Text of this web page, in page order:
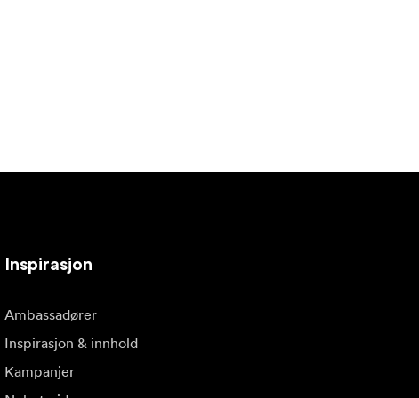
Inspirasjon
Ambassadører
Inspirasjon & innhold
Kampanjer